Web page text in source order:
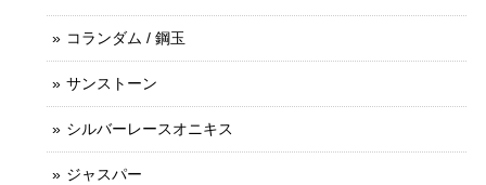
コランダム / 鋼玉
サンストーン
シルバーレースオニキス
ジャスパー